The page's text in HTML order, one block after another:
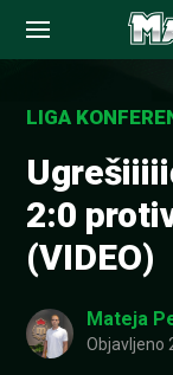
content
LIGA
2:0
(VIDEO)
Mateja
Objavljeno